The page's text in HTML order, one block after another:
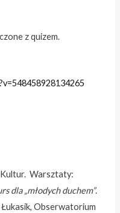
z quizem.
Kultur. Warsztaty:
dla „młodych duchem”.
Obserwatorium